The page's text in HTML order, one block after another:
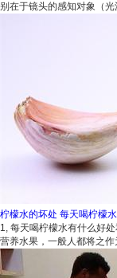
别在于镜头的感知对象（
柠檬水的坏处 每天喝柠檬
1, 每天喝柠檬水有什么好
营养水果，一般人都将之